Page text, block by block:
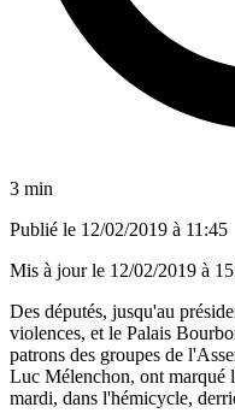
3 min
Publié le 12/02/2019 à 11:45
Mis à jour le 12/02/2019 à
Des députés, jusqu'au
violences, et le Palais
patrons des groupes de
Luc Mélenchon, ont marqué
mardi, dans l'hémicycle,